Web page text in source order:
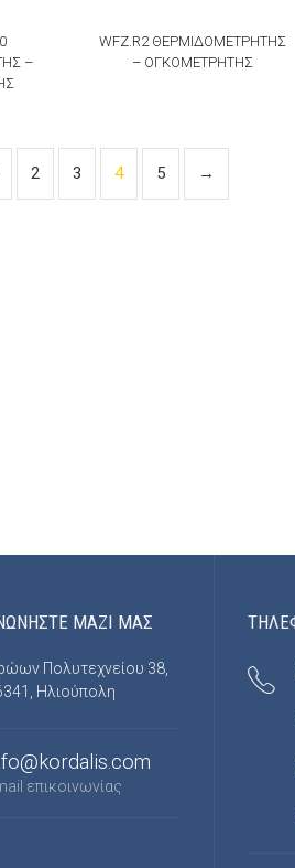
–
WFZ.R2 ΘΕΡΜΙΔΟΜΕΤΡΗΤΗΣ
– ΟΓΚΟΜΕΤΡΗΤΗΣ
2 3 4 5 →
ΜΑΖΙ ΜΑΣ
Πολυτεχνείου 38,
Ηλιούπολη
επικοινωνίας